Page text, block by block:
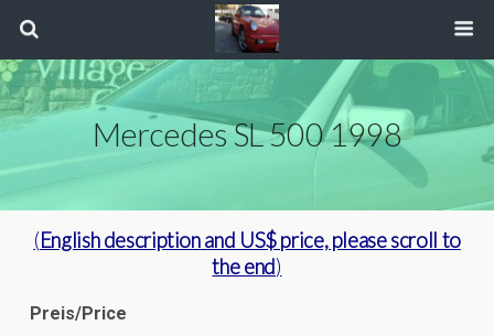
Mercedes SL 500 1998
(English descriptionand US$ price, please scroll to
the end)
Preis/Price